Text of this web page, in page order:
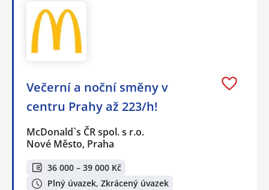
Večerní a noční směny v
centru Prahy až 223/h!
McDonald`s ČR spol. s r.o.
Nové Město, Praha
36 000 – 39 000 Kč
Plný úvazek, Zkrácený úvazek